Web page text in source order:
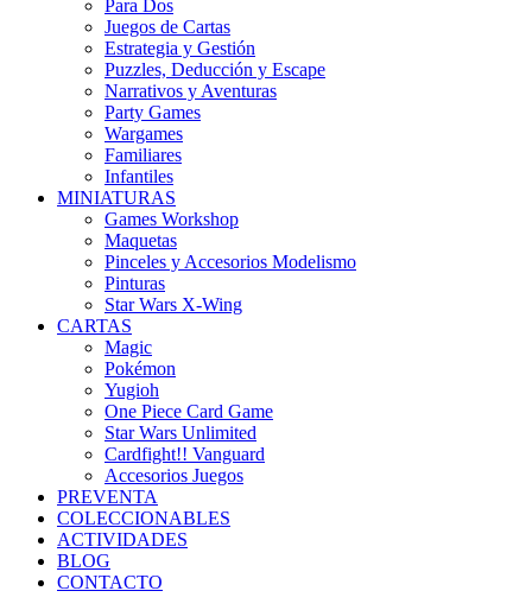
Para Dos
Juegos de Cartas
Estrategia y Gestión
Puzzles, Deducción y Escape
Narrativos y Aventuras
Party Games
Wargames
Familiares
Infantiles
MINIATURAS
Games Workshop
Maquetas
Pinceles y Accesorios Modelismo
Pinturas
Star Wars X-Wing
CARTAS
Magic
Pokémon
Yugioh
One Piece Card Game
Star Wars Unlimited
Cardfight!! Vanguard
Accesorios Juegos
PREVENTA
COLECCIONABLES
ACTIVIDADES
BLOG
CONTACTO